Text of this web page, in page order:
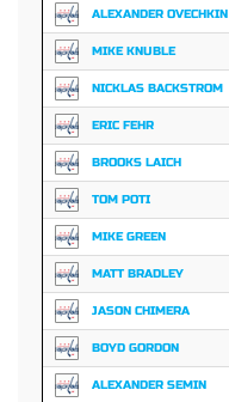
ALEXANDER OVECHKIN
MIKE KNUBLE
NICKLAS BACKSTROM
ERIC FEHR
BROOKS LAICH
TOM POTI
MIKE GREEN
MATT BRADLEY
JASON CHIMERA
BOYD GORDON
ALEXANDER SEMIN